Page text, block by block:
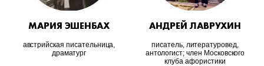
МАРИЯ ЭШЕНБАХ
австрийская писательница,
драматург
АНДРЕЙ ЛАВРУХИН
писатель, литературовед,
антологист; член Московского
клуба афористики